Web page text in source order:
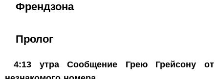
Френдзона
Пролог
4:13 утра Сообщение Грею Грейсону от